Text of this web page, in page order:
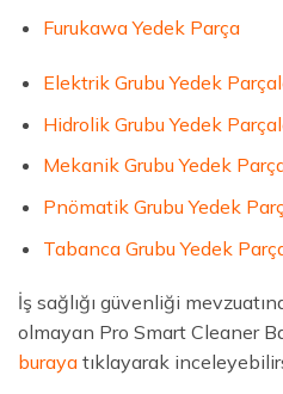
Furukawa Yedek Parça
Elektrik Grubu Yedek
Hidrolik Grubu Yedek
Mekanik Grubu Yedek
Pnömatik Grubu Yedek
Tabanca Grubu Yedek
İş sağlığı güvenliği
olmayan Pro Smart Cleaner
buraya tıklayarak